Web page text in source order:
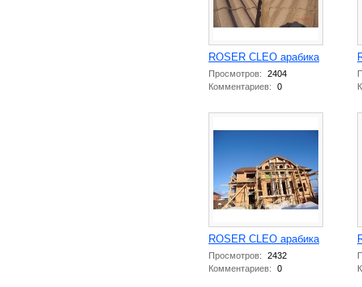
ROSER CLEO арабика
Просмотров:
2404
Комментариев:
0
ROSER CLEO арабика
Просмотров:
2432
Комментариев:
0